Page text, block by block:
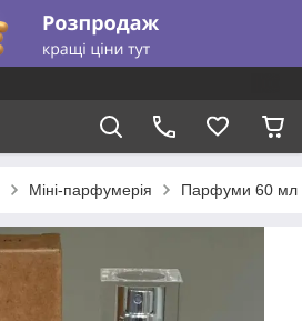
Міні-парфумерія Парфуми 60 мл